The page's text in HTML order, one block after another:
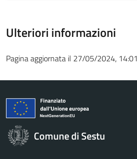
Ulteriori informazioni
Pagina aggiornata il 27/05/2024, 14:01
Comune di Sestu